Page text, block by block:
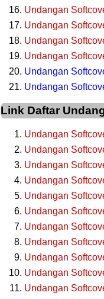
Undangan
Undangan
Undangan
Undangan
Undangan
Undangan
Link Daftar
Undangan
Undangan
Undangan
Undangan
Undangan
Undangan
Undangan
Undangan
Undangan
Undangan
Undangan